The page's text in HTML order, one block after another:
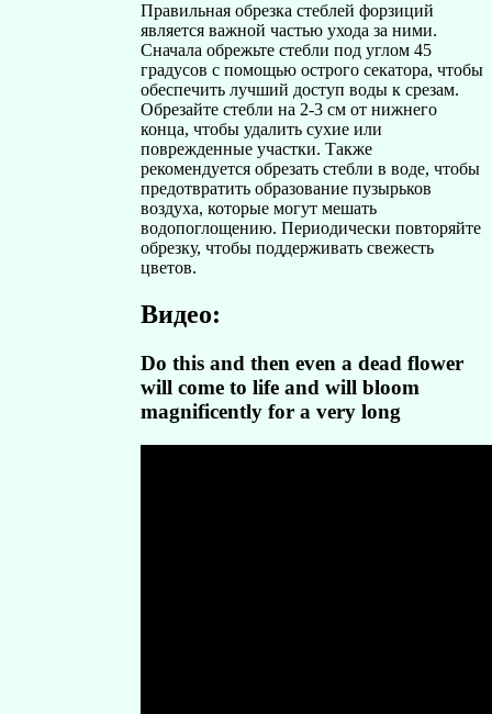
Правильная обрезка стеблей форзиций
является важной частью ухода за ними.
Сначала обрежьте стебли под углом 45
градусов с помощью острого секатора, чтобы
обеспечить лучший доступ воды к срезам.
Обрезайте стебли на 2-3 см от нижнего
конца, чтобы удалить сухие или
поврежденные участки. Также
рекомендуется обрезать стебли в воде, чтобы
предотвратить образование пузырьков
воздуха, которые могут мешать
водопоглощению. Периодически повторяйте
обрезку, чтобы поддерживать свежесть
цветов.
Видео:
Do this and then even a dead flower
will come to life and will bloom
magnificently for a very long